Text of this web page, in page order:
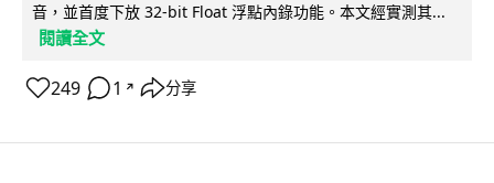
音，並首度下放 32-bit Float 浮點內錄功能。本文經實測其...
閱讀全文
249 1 ↗ 分享